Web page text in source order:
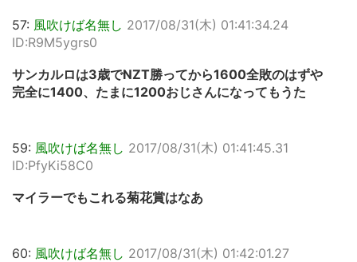
57: 風吹けば名無し 2017/08/31(木) 01:41:34.24
ID:R9M5ygrs0
サンカルロは3歳でNZT勝ってから1600全敗のはずや
完全に1400、たまに1200おじさんになってもうた
59: 風吹けば名無し 2017/08/31(木) 01:41:45.31
ID:PfyKi58C0
マイラーでもこれる菊花賞はなあ
60: 風吹けば名無し 2017/08/31(木) 01:42:01.27